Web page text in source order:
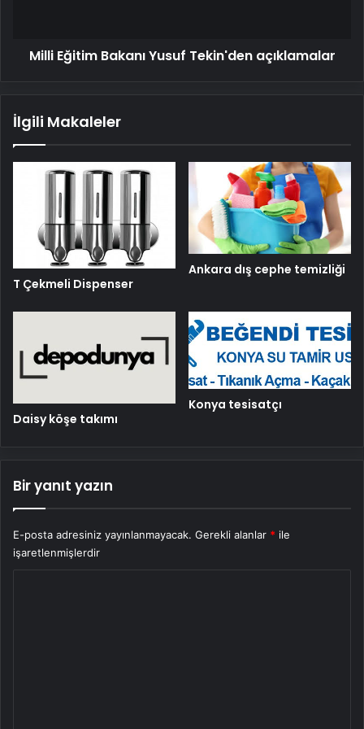
Milli Eğitim Bakanı Yusuf Tekin'den açıklamalar
İlgili Makaleler
T Çekmeli Dispenser
Ankara dış cephe temizliği
Daisy köşe takımı
Konya tesisatçı
Bir yanıt yazın
E-posta adresiniz yayınlanmayacak. Gerekli alanlar * ile
işaretlenmişlerdir